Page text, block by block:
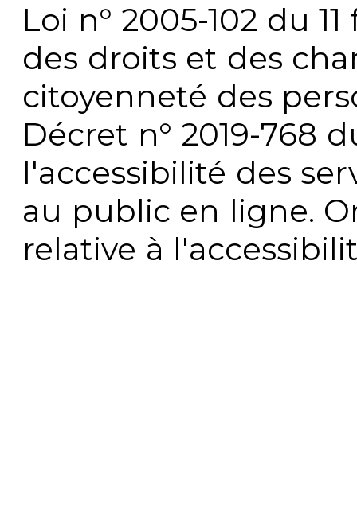
Loi n° 2005-102 du
des droits et des
citoyenneté des
Décret n° 2019-768
l'accessibilité des
au public en ligne.
relative à